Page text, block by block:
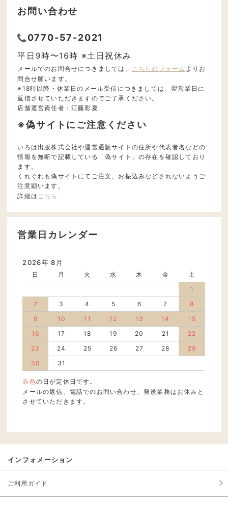
お問い合わせ
0770-57-2021
平日9時〜16時 ※土日祝休み
メールでのお問合せにつきましては、 こちらのフォーム よりお
問合せ願います。
※18時以降・休業日のメール受信につきましては、翌営業日に
返信させていただきますのでご了承ください。
店舗運営責任者：江藤彩夏
※偽サイトにご注意ください
いろは出版株式会社や運営通販サイトの住所や代表者名などの
情報を無断で記載している「偽サイト」の存在を確認しており
ます。
くれぐれも偽サイトにてご注文、お振込みなどされないようご
注意願います。
詳細は こちら
営業日カレンダー
2026年 8月
日 月 火 水 木 金
土
1
2
3 4 5 6 7
8
9
10 11 12 13 14
15
16
17 18 19 20 21
22
23
24 25 26 27 28
29
30
31
赤色の日が定休日です。
メールの返信、電話でのお問い合わせ、発送業務はお休みと
させていただきます。
インフォメーション
ご利用ガイド